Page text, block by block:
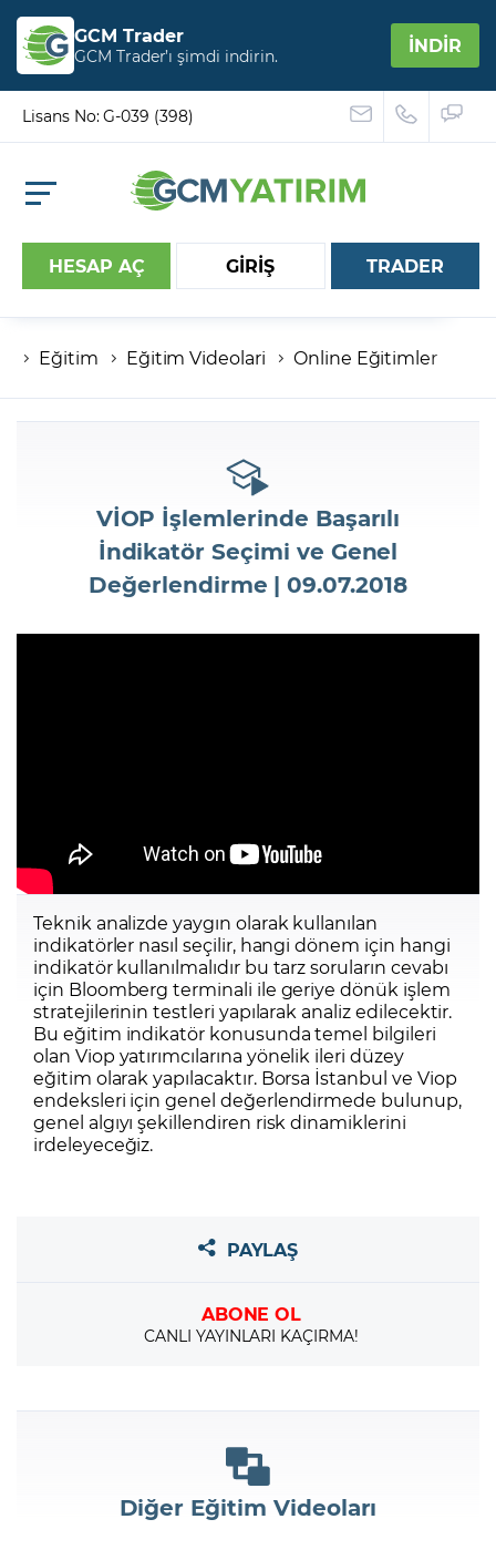
GCM Trader
GCM Trader’ı şimdi indirin. İNDİR
Lisans No: G-039 (398)
HESAP AÇ GİRİŞ
Hesap numaranız
Şifreniz
Şifremi Unuttum
TRADER
Eğitim Eğitim Videolari Online Eğitimler
VİOP İşlemlerinde Başarılı
İndikatör Seçimi ve Genel
Değerlendirme | 09.07.2018
Teknik analizde yaygın olarak kullanılan
indikatörler nasıl seçilir, hangi dönem için hangi
indikatör kullanılmalıdır bu tarz soruların cevabı
için Bloomberg terminali ile geriye dönük işlem
stratejilerinin testleri yapılarak analiz edilecektir.
Bu eğitim indikatör konusunda temel bilgileri
olan Viop yatırımcılarına yönelik ileri düzey
eğitim olarak yapılacaktır. Borsa İstanbul ve Viop
endeksleri için genel değerlendirmede bulunup,
genel algıyı şekillendiren risk dinamiklerini
irdeleyeceğiz.
PAYLAŞ
ABONE OL
CANLI YAYINLARI KAÇIRMA!
Diğer Eğitim Videoları